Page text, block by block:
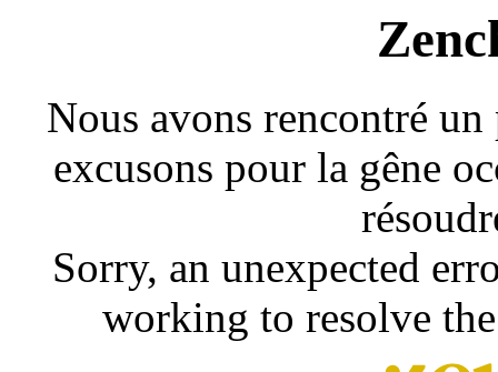
Nous avons rencontré
excusons pour la gêne
Sorry, an unexpected
working to resolve